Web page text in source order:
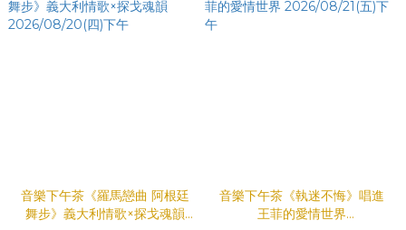
音樂下午茶《羅馬戀曲 阿根廷
舞步》義大利情歌×探戈魂韻
音樂下午茶《執迷不悔》唱進
王菲的愛情世界